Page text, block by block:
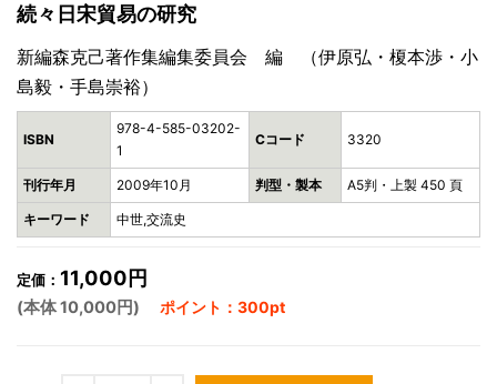
続々日宋貿易の研究
新編森克己著作集編集委員会 編 （伊原弘・榎本渉・小
島毅・手島崇裕）
ISBN
978-4-585-03202-
1
Cコード 3320
刊行年月 2009年10月 判型・製本 A5判・上製 450 頁
キーワード 中世,交流史
定価： 11,000円
(本体 10,000円) ポイント：300pt